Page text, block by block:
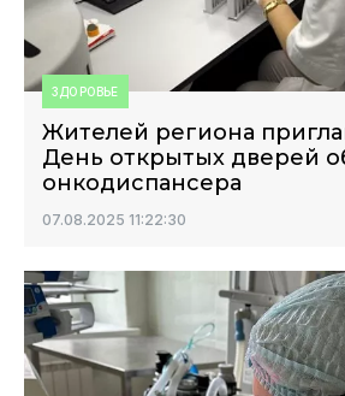
ЗДОРОВЬЕ
Жителей региона
День открытых дверей
онкодиспансера
07.08.2025 11:22:30